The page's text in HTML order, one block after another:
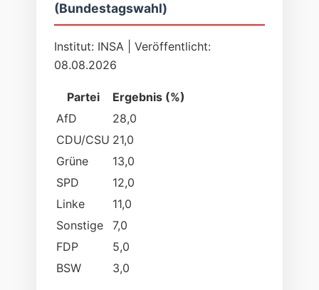
(Bundestagswahl)
Institut: INSA | Veröffentlicht:
08.08.2026
Partei
Ergebnis (%)
AfD
28,0
CDU/CSU 21,0
Grüne
13,0
SPD
12,0
Linke
11,0
Sonstige
7,0
FDP
5,0
BSW
3,0